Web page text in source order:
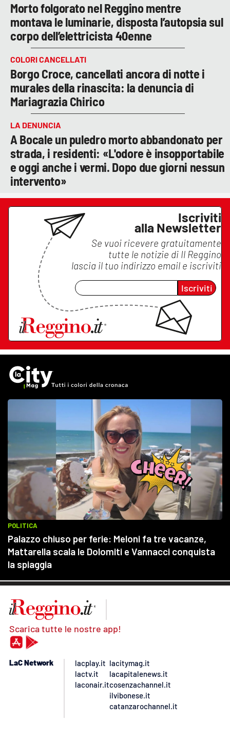
Morto folgorato nel Reggino mentre
montava le luminarie, disposta l’autopsia sul
corpo dell’elettricista 40enne
COLORI CANCELLATI
Borgo Croce, cancellati ancora di notte i
murales della rinascita: la denuncia di
Mariagrazia Chirico
LA DENUNCIA
A Bocale un puledro morto abbandonato per
strada, i residenti: «L'odore è insopportabile
e oggi anche i vermi. Dopo due giorni nessun
intervento»
Iscriviti
alla Newsletter
Se vuoi ricevere gratuitamente
tutte le notizie di Il Reggino
lascia il tuo indirizzo email e iscriviti
Iscriviti
Scarica tutte le nostre app!
LaC Network
lacplay.it
lactv.it
laconair.it
lacitymag.it
lacapitalenews.it
cosenzachannel.it
ilvibonese.it
catanzarochannel.it